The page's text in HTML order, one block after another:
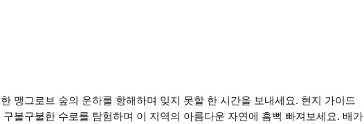
맹그로브 숲의 운하를 항해하며 잊지 못할 한 시간을 보내세요. 현지 가이드
불구불한 수로를 탐험하며 이 지역의 아름다운 자연에 흠뻑 빠져보세요. 배가